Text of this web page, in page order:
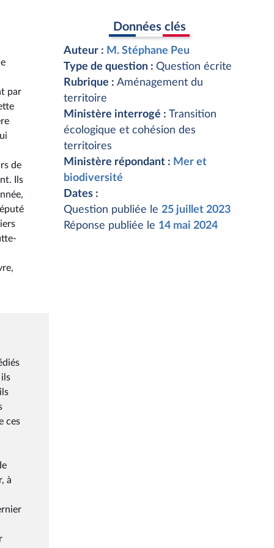
par
de
Ils
ces
à
Données clés
Auteur : M. Stéphane Peu
Type de question : Question écrite
Rubrique : Aménagement du
territoire
Ministère interrogé : Transition
écologique et cohésion des
territoires
Ministère répondant : Mer et
biodiversité
Dates :
Question publiée le 25 juillet 2023
Réponse publiée le 14 mai 2024